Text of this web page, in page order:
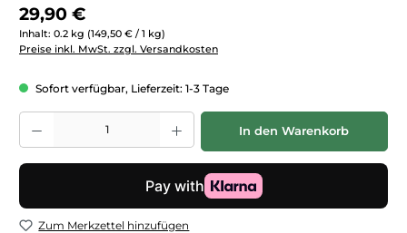
Regulärer Preis:
29,90 €
Inhalt: 0.2 kg (149,50 € / 1 kg)
Preise inkl. MwSt. zzgl. Versandkosten
Sofort verfügbar, Lieferzeit: 1-3 Tage
Produkt Anzahl: Gib den gewünschten Wert ein oder benutze die
In den Warenkorb
Zum Merkzettel hinzufügen